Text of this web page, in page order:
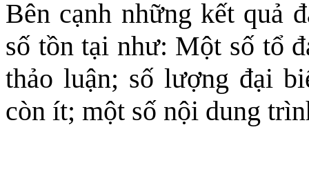
Bên cạnh những kết quả
số tồn tại như: Một số tổ
thảo luận; số lượng đại
còn ít; một số nội dung